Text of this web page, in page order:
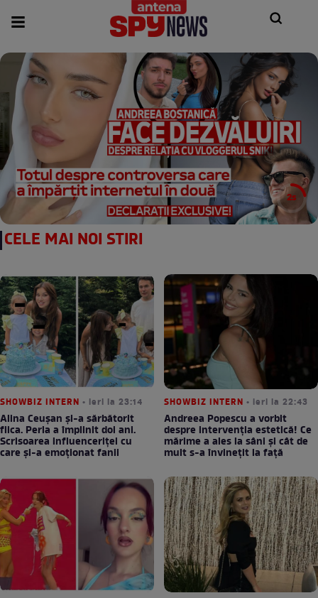
3s
CELE MAI NOI STIRI
SHOWBIZ INTERN • ieri la 23:14
Alina Ceușan și-a sărbătorit
fiica. Perla a împlinit doi ani.
Scrisoarea influenceriței cu
care și-a emoționat fanii
SHOWBIZ INTERN • ieri la 22:43
Andreea Popescu a vorbit
despre intervenția estetică! Ce
mărime a ales la sâni și cât de
mult s-a învinețit la față